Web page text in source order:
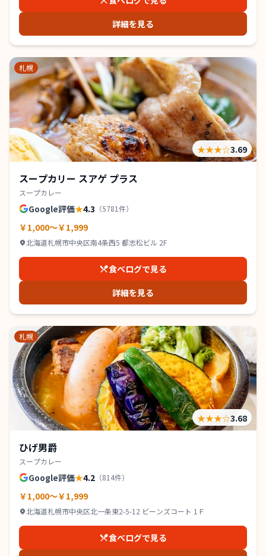
詳細を見る
札幌
★★★☆3.69
スープカリー スアゲ プラス
スープカレー
Google評価★4.3 （5781件）
￥1,000～￥1,999
北海道札幌市中央区南4条西5 都志松ビル 2F
食べログで見る
詳細を見る
札幌
★★★☆3.68
ひげ男爵
スープカレー
Google評価★4.2 （814件）
￥1,000～￥1,999
北海道札幌市中央区北一条東2-5-12 ビーンズコート 1Ｆ
食べログで見る